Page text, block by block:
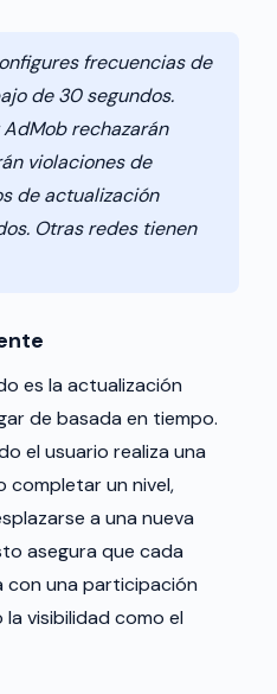
frecuencias de
de 30 segundos.
rechazarán
violaciones de
de actualización
Otras redes tienen
es la actualización
de basada en tiempo.
el usuario realiza una
completar un nivel,
a una nueva
asegura que cada
con una participación
visibilidad como el